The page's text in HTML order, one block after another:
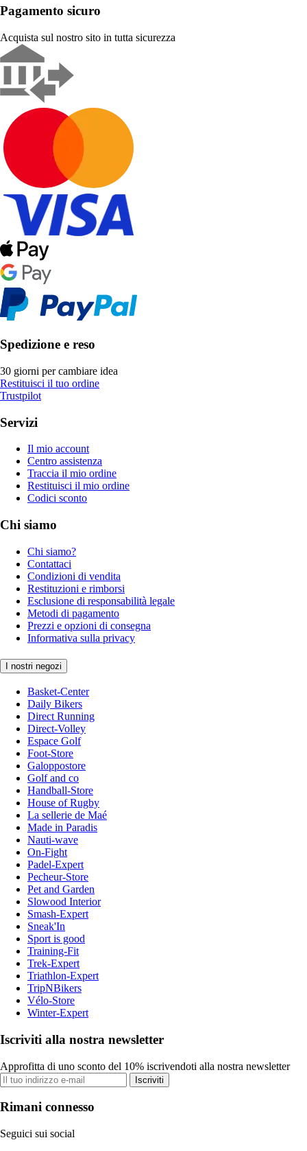
Pagamento sicuro
Acquista sul nostro sito in tutta sicurezza
Spedizione e reso
30 giorni per cambiare idea
Restituisci il tuo ordine
Trustpilot
Servizi
Il mio account
Centro assistenza
Traccia il mio ordine
Restituisci il mio ordine
Codici sconto
Chi siamo
Chi siamo?
Contattaci
Condizioni di vendita
Restituzioni e rimborsi
Esclusione di responsabilità legale
Metodi di pagamento
Prezzi e opzioni di consegna
Informativa sulla privacy
I nostri negozi
Basket-Center
Daily Bikers
Direct Running
Direct-Volley
Espace Golf
Foot-Store
Galoppostore
Golf and co
Handball-Store
House of Rugby
La sellerie de Maé
Made in Paradis
Nauti-wave
On-Fight
Padel-Expert
Pecheur-Store
Pet and Garden
Slowood Interior
Smash-Expert
Sneak'In
Sport is good
Training-Fit
Trek-Expert
Triathlon-Expert
TripNBikers
Vélo-Store
Winter-Expert
Iscriviti alla nostra newsletter
Approfitta di uno sconto del 10% iscrivendoti alla nostra newsletter
Iscriviti
Rimani connesso
Seguici sui social